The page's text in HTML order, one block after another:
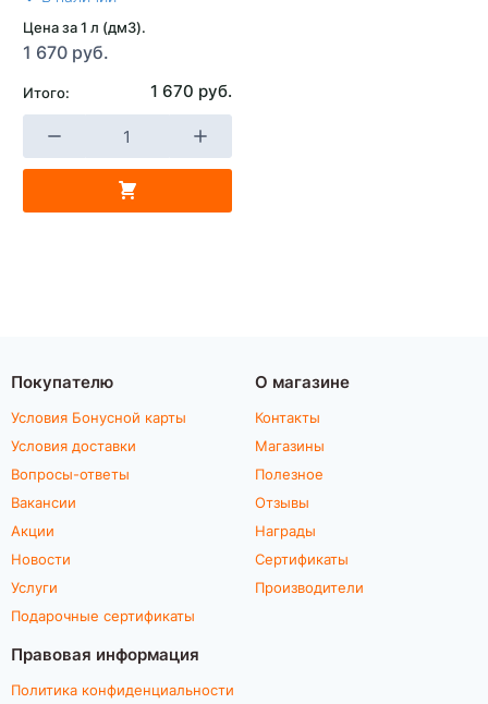
Цена за 1 л (дм3).
1 670 руб.
Итого: 1 670 руб.
Покупателю
Условия Бонусной карты
Условия доставки
Вопросы-ответы
Вакансии
Акции
Новости
Услуги
Подарочные сертификаты
О магазине
Контакты
Магазины
Полезное
Отзывы
Награды
Сертификаты
Производители
Правовая информация
Политика конфиденциальности